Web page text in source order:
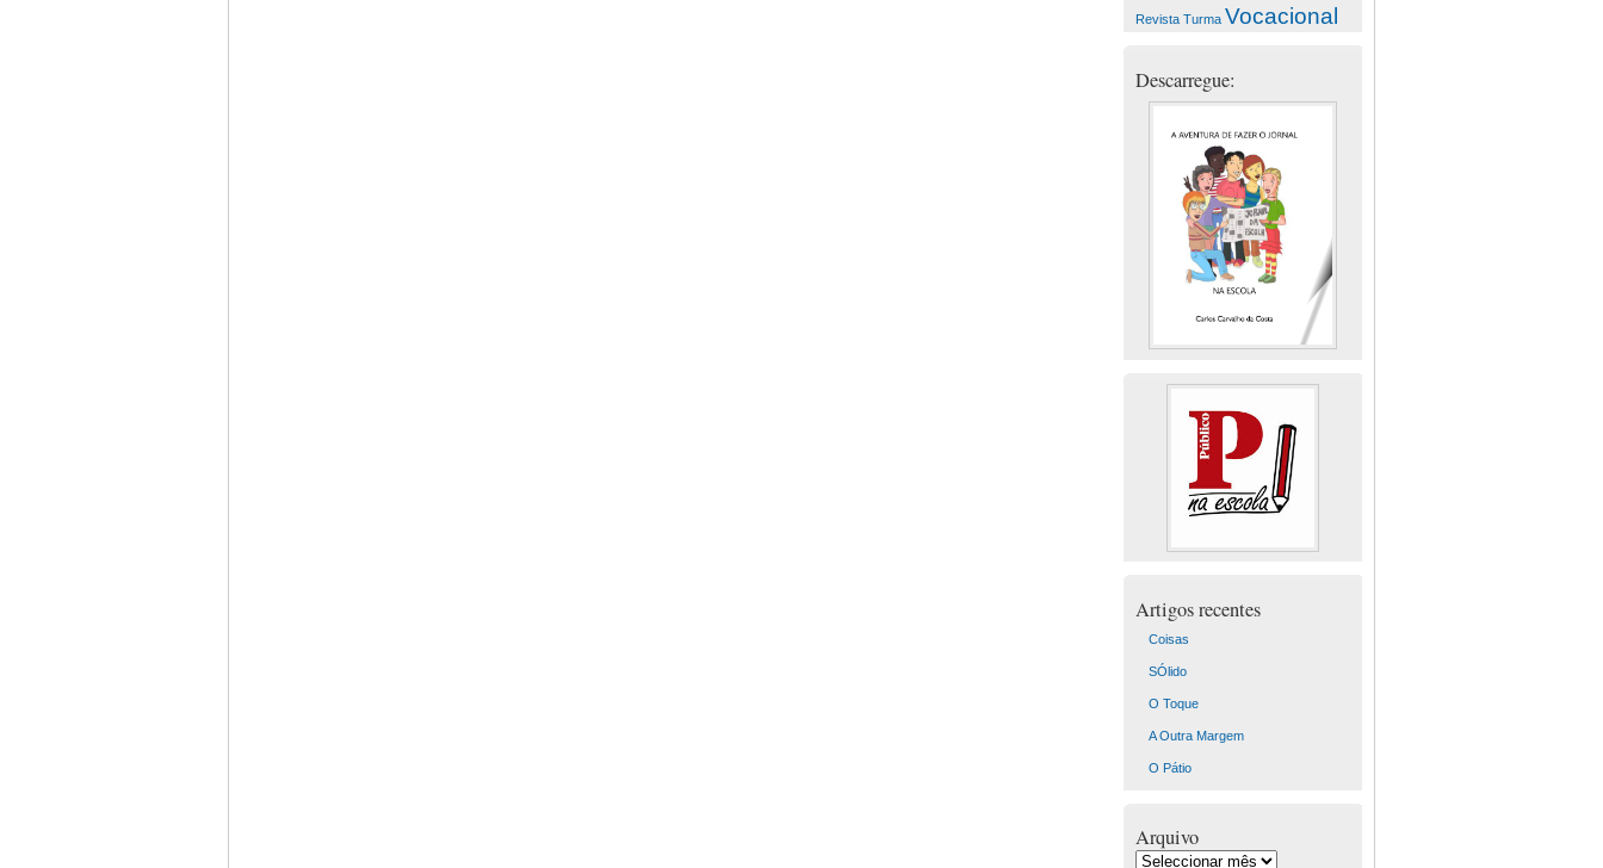
Revista Turma Vocacional
Descarregue:
Artigos recentes
Coisas
SÓlido
O Toque
A Outra Margem
O Pátio
Arquivo
Arquivo